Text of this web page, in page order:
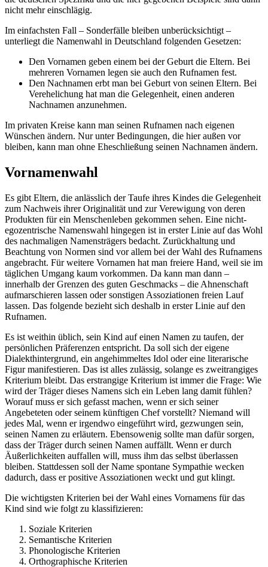
nicht mehr einschlägig.
Im einfachsten Fall – Sonderfälle bleiben unberücksichtigt –
unterliegt die Namenwahl in Deutschland folgenden Gesetzen:
Den Vornamen geben einem bei der Geburt die Eltern. Bei
mehreren Vornamen legen sie auch den Rufnamen fest.
Den Nachnamen erbt man bei Geburt von seinen Eltern. Bei
Verehelichung hat man die Gelegenheit, einen anderen
Nachnamen anzunehmen.
Im privaten Kreise kann man seinen Rufnamen nach eigenen
Wünschen ändern. Nur unter Bedingungen, die hier außen vor
bleiben, kann man ohne Eheschließung seinen Nachnamen ändern.
Vornamenwahl
Es gibt Eltern, die anlässlich der Taufe ihres Kindes die Gelegenheit
zum Nachweis ihrer Originalität und zur Verewigung von deren
Produkten für ein Menschenleben gekommen sehen. Eine nicht-
egozentrische Namenswahl hingegen ist in erster Linie auf das Wohl
des nachmaligen Namensträgers bedacht. Zurückhaltung und
Beachtung von Normen sind vor allem bei der Wahl des Rufnamens
angebracht. Für weitere Vornamen hat man freiere Hand, weil sie im
täglichen Umgang kaum vorkommen. Da kann man dann –
innerhalb der Grenzen des guten Geschmacks – die Ahnenschaft
aufmarschieren lassen oder sonstigen Assoziationen freien Lauf
lassen. Das folgende bezieht sich deshalb in erster Linie auf den
Rufnamen.
Es ist weithin üblich, sein Kind auf einen Namen zu taufen, der
persönlichen Präferenzen entspricht. Da soll sich der eigene
Dialekthintergrund, ein angehimmeltes Idol oder eine literarische
Figur manifestieren. Das ist alles zulässig, solange es zweitrangiges
Kriterium bleibt. Das erstrangige Kriterium ist immer die Frage: Wie
wird der Träger dieses Namens sich ein Leben lang damit fühlen?
Worauf muss er sich gefasst machen, wenn er sich seiner
Angebeteten oder seinem künftigen Chef vorstellt? Niemand will
jedes Mal, wenn er irgendwo eingeführt wird, gezwungen sein,
seinen Namen zu erläutern. Ebensowenig sollte man dafür sorgen,
dass der Träger durch seinen Namen auffällt. Wenn er durch
Äußerlichkeiten auffallen will, muss ihm das selbst überlassen
bleiben. Stattdessen soll der Name spontane Sympathie wecken
dadurch, dass er positive Assoziationen weckt und gut klingt.
Die wichtigsten Kriterien bei der Wahl eines Vornamens für das
Kind sind wie folgt zu klassifizieren:
Soziale Kriterien
Semantische Kriterien
Phonologische Kriterien
Orthographische Kriterien